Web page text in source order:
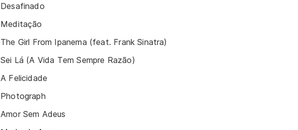
Desafinado
Meditação
The Girl From Ipanema (feat. Frank Sinatra)
Sei Lá (A Vida Tem Sempre Razão)
A Felicidade
Photograph
Amor Sem Adeus